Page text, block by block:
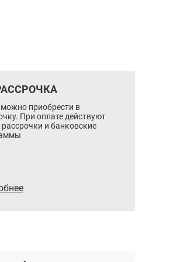
приобрести в
При оплате действуют
и банковские
5.57BYN
В корзину
Купить в 1 клик